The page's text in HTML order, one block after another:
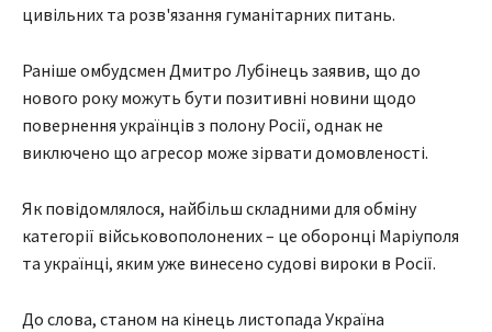
цивільних та розв'язання гуманітарних питань.
Раніше омбудсмен Дмитро Лубінець заявив, що до
нового року можуть бути позитивні новини щодо
повернення українців з полону Росії, однак не
виключено що агресор може зірвати домовленості.
Як повідомлялося, найбільш складними для обміну
категорії військовополонених – це оборонці Маріуполя
та українці, яким уже винесено судові вироки в Росії.
До слова, станом на кінець листопада Україна